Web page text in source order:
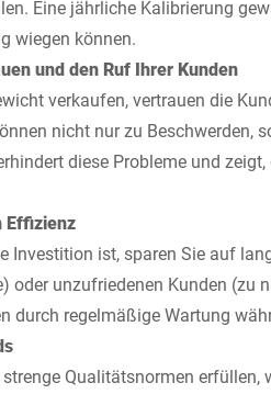
Eine jährliche Kalibrierung
wiegen können.
und den Ruf Ihrer Kunden
verkaufen, vertrauen die
nicht nur zu Beschwerden,
diese Probleme und
Effizienz
Investition ist, sparen Sie auf
oder unzufriedenen Kunden (zu
durch regelmäßige Wartung
Qualitätsnormen erfüllen,